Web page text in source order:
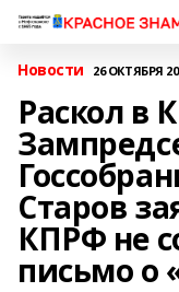
Новости 26 ОКТЯБРЯ
Раскол в
Старов
КПРФ не
письмо о